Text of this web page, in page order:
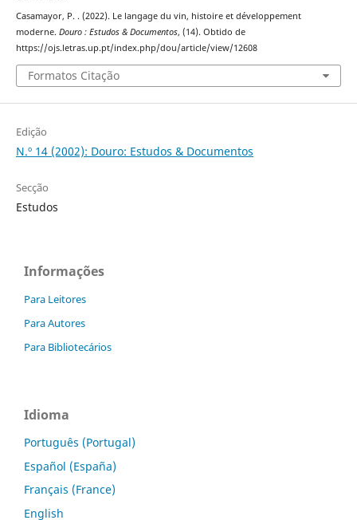
Casamayor, P. . (2022). Le langage du vin, histoire et développement
moderne. Douro : Estudos & Documentos, (14). Obtido de
https://ojs.letras.up.pt/index.php/dou/article/view/12608
Formatos Citação
Edição
N.º 14 (2002): Douro: Estudos & Documentos
Secção
Estudos
Informações
Para Leitores
Para Autores
Para Bibliotecários
Idioma
Português (Portugal)
Español (España)
Français (France)
English